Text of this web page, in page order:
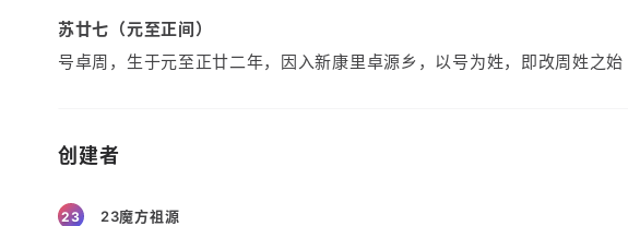
苏廿七（元至正间）
号卓周，生于元至正廿二年，因入新康里卓源乡，以号为姓，即改周姓之始
创建者
23 23魔方祖源